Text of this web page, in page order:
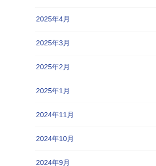
2025年4月
2025年3月
2025年2月
2025年1月
2024年11月
2024年10月
2024年9月